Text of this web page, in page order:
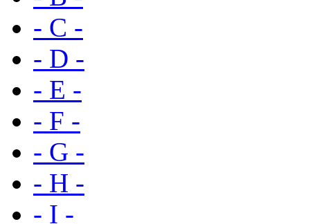
- C -
- D -
- E -
- F -
- G -
- H -
- I -